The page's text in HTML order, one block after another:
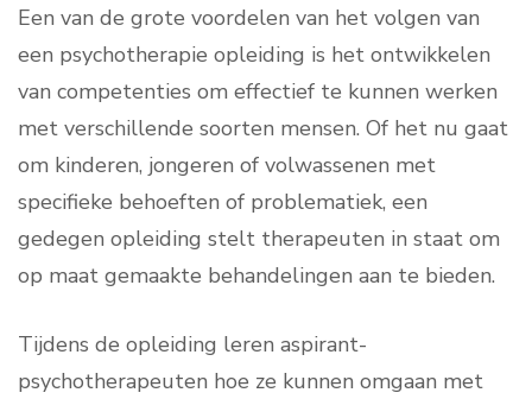
Een van de grote voordelen van het volgen van
een psychotherapie opleiding is het ontwikkelen
van competenties om effectief te kunnen werken
met verschillende soorten mensen. Of het nu gaat
om kinderen, jongeren of volwassenen met
specifieke behoeften of problematiek, een
gedegen opleiding stelt therapeuten in staat om
op maat gemaakte behandelingen aan te bieden.
Tijdens de opleiding leren aspirant-
psychotherapeuten hoe ze kunnen omgaan met